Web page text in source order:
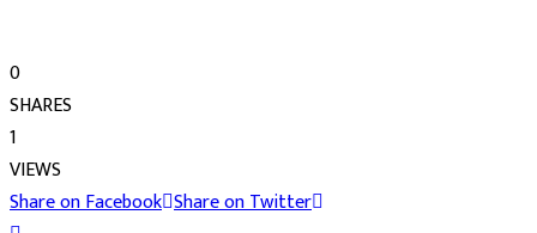
0
SHARES
1
VIEWS
Share on Facebook Share on Twitter